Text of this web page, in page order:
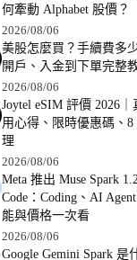
何牽動 Alphabet 股價？
2026/08/06
美股怎麼買？手續費多
開戶、入金到下單完整
2026/08/06
Joytel eSIM 評價 2026
用心得、限時優惠碼、8
理
2026/08/06
Meta 推出 Muse Spark
Code：Coding、AI
能與價格一次看
2026/08/06
Google Gemini Spark 是